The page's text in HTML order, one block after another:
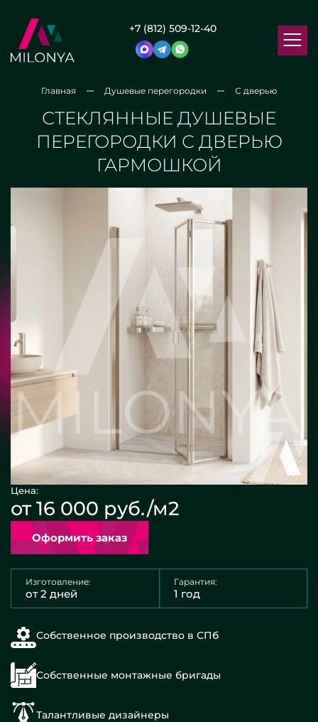
+7 (812) 509-12-40
Главная Душевые перегородки С дверью
СТЕКЛЯННЫЕ ДУШЕВЫЕ
ПЕРЕГОРОДКИ С ДВЕРЬЮ
ГАРМОШКОЙ
Цена:
от 16 000 руб./м2
Оформить заказ
Изготовление:
от 2 дней
Гарантия:
1 год
Собственное производство в СПб
Собственные монтажные бригады
Талантливые дизайнеры